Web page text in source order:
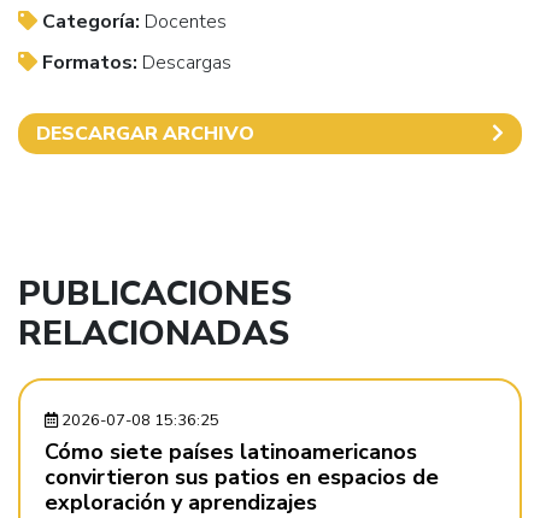
Categoría: Docentes
Formatos: Descargas
DESCARGAR ARCHIVO
PUBLICACIONES
RELACIONADAS
2026-07-08 15:36:25
Cómo siete países latinoamericanos
convirtieron sus patios en espacios de
exploración y aprendizajes